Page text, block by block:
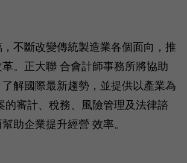
不斷改變傳統製造業各個面向，推
。正大聯 合會計師事務所將協助
解國際最新趨勢，並提供以產業為
的審計、稅務、風險管理及法律諮
助企業提升經營 效率。